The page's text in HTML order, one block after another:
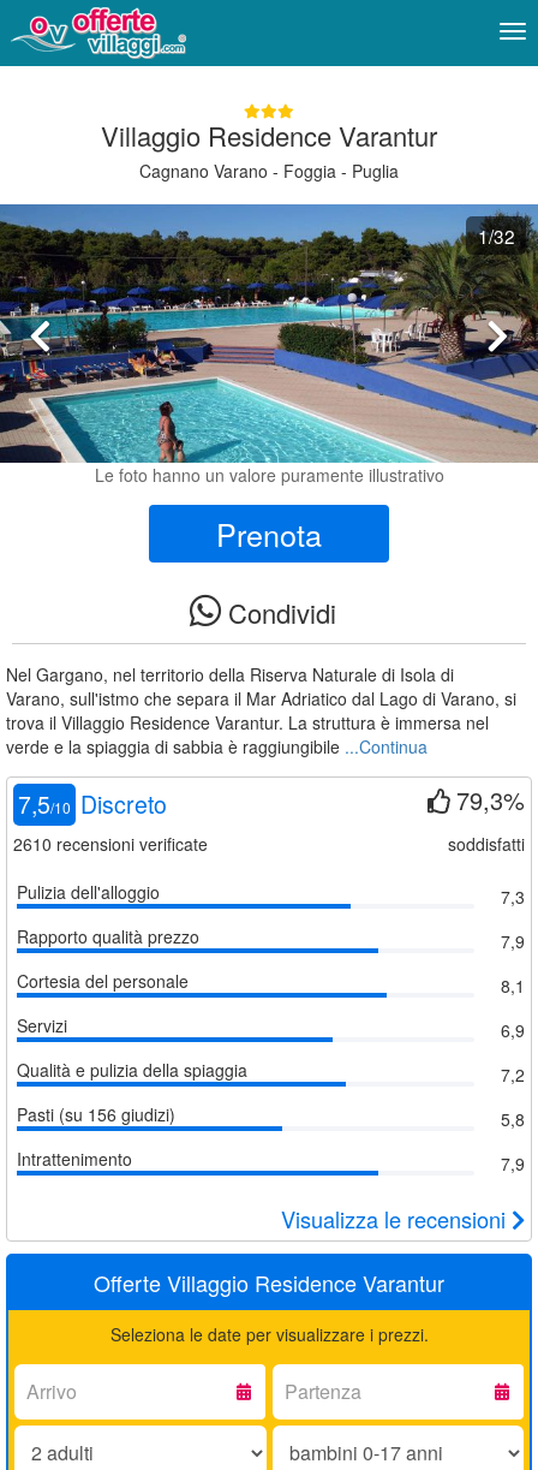
Villaggio Residence Varantur
Cagnano Varano - Foggia - Puglia
1/32
Le foto hanno un valore puramente illustrativo
Prenota
Condividi
Nel Gargano, nel territorio della Riserva Naturale di Isola di
Varano, sull'istmo che separa il Mar Adriatico dal Lago di Varano, si
trova il Villaggio Residence Varantur. La struttura è immersa nel
verde e la spiaggia di sabbia è raggiungibile ...Continua
7,5/10 Discreto
2610 recensioni verificate
79,3%
soddisfatti
Pulizia dell'alloggio
7,3
Rapporto qualità prezzo
7,9
Cortesia del personale
8,1
Servizi
6,9
Qualità e pulizia della spiaggia
7,2
Pasti (su 156 giudizi)
5,8
Intrattenimento
7,9
Visualizza le recensioni
Offerte Villaggio Residence Varantur
Seleziona le date per visualizzare i prezzi.
Arrivo:
Partenza:
Adulti:
Bambini